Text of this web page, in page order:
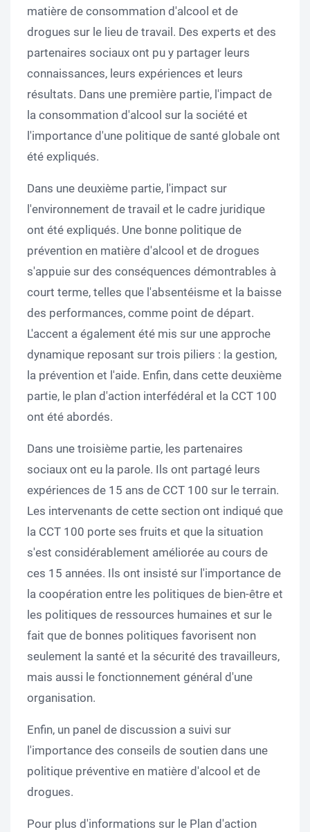
matière de consommation d'alcool et de
drogues sur le lieu de travail. Des experts et des
partenaires sociaux ont pu y partager leurs
connaissances, leurs expériences et leurs
résultats. Dans une première partie, l'impact de
la consommation d'alcool sur la société et
l'importance d'une politique de santé globale ont
été expliqués.
Dans une deuxième partie, l'impact sur
l'environnement de travail et le cadre juridique
ont été expliqués. Une bonne politique de
prévention en matière d'alcool et de drogues
s'appuie sur des conséquences démontrables à
court terme, telles que l'absentéisme et la baisse
des performances, comme point de départ.
L'accent a également été mis sur une approche
dynamique reposant sur trois piliers : la gestion,
la prévention et l'aide. Enfin, dans cette deuxième
partie, le plan d'action interfédéral et la CCT 100
ont été abordés.
Dans une troisième partie, les partenaires
sociaux ont eu la parole. Ils ont partagé leurs
expériences de 15 ans de CCT 100 sur le terrain.
Les intervenants de cette section ont indiqué que
la CCT 100 porte ses fruits et que la situation
s'est considérablement améliorée au cours de
ces 15 années. Ils ont insisté sur l'importance de
la coopération entre les politiques de bien-être et
les politiques de ressources humaines et sur le
fait que de bonnes politiques favorisent non
seulement la santé et la sécurité des travailleurs,
mais aussi le fonctionnement général d'une
organisation.
Enfin, un panel de discussion a suivi sur
l'importance des conseils de soutien dans une
politique préventive en matière d'alcool et de
drogues.
Pour plus d'informations sur le Plan d'action